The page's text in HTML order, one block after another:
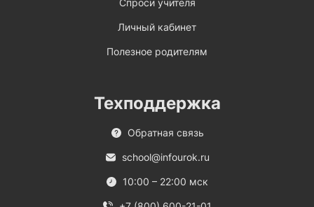
Спроси учителя
Личный кабинет
Полезное родителям
Техподдержка
Обратная связь
school@infourok.ru
10:00 – 22:00 мск